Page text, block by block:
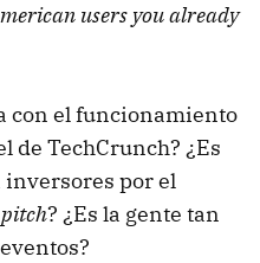
users you already
con el funcionamiento
de TechCrunch? ¿Es
por el
? ¿Es la gente tan